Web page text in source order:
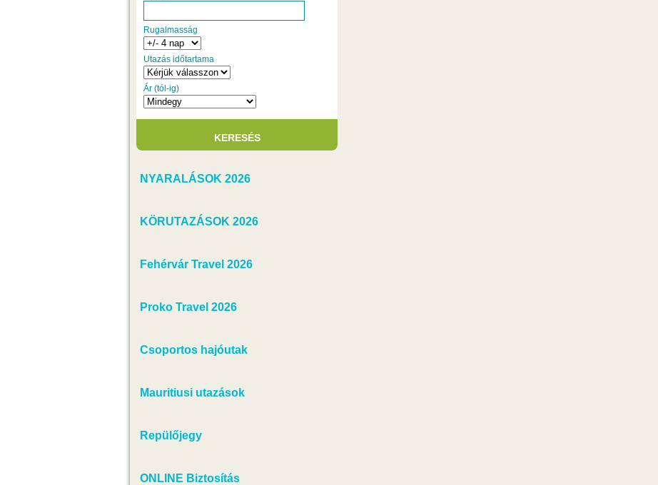
Rugalmasság
Utazás időtartama
Ár (tól-ig)
NYARALÁSOK 2026
KÖRUTAZÁSOK 2026
Fehérvár Travel 2026
Proko Travel 2026
Csoportos hajóutak
Mauritiusi utazások
Repülőjegy
ONLINE Biztosítás